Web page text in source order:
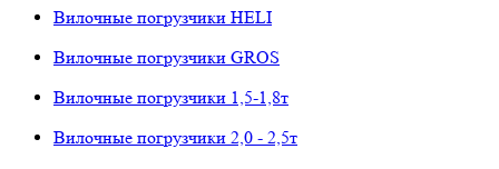
Вилочные погрузчики HELI
Вилочные погрузчики GROS
Вилочные погрузчики 1,5-1,8т
Вилочные погрузчики 2,0 - 2,5т